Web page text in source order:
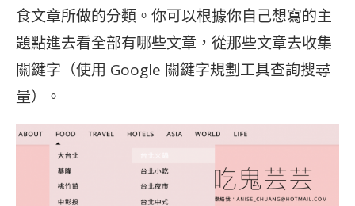
食文章所做的分類。你可以根據你自己想寫的主
題點進去看全部有哪些文章，從那些文章去收集
關鍵字（使用 Google 關鍵字規劃工具查詢搜尋
量）。